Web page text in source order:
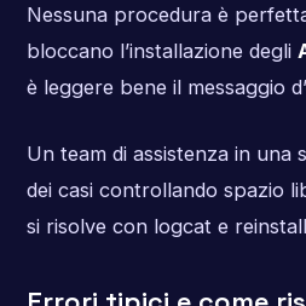
Nessuna procedura è
bloccano l’installazione degli
è leggere bene il messaggio
Un team di assistenza in una
dei casi controllando spazio
si risolve con logcat e